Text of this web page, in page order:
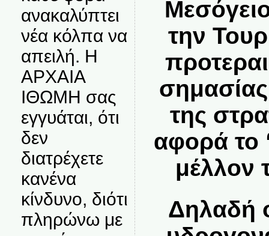
ανακαλύπτει
νέα κόλπα να
απειλή. Η
ΑΡΧΑΙΑ
ΙΘΩΜΗ σας
εγγυάται, ότι
δεν
διατρέχετε
κανένα
κίνδυνο, διότι
πληρώνω με
την
της
αφορά το
μέλλον
Δηλαδή